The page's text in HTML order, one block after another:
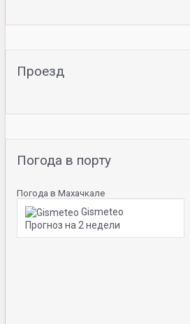
Проезд
Погода в порту
Погода в Махачкале
Gismeteo
Прогноз на 2 недели